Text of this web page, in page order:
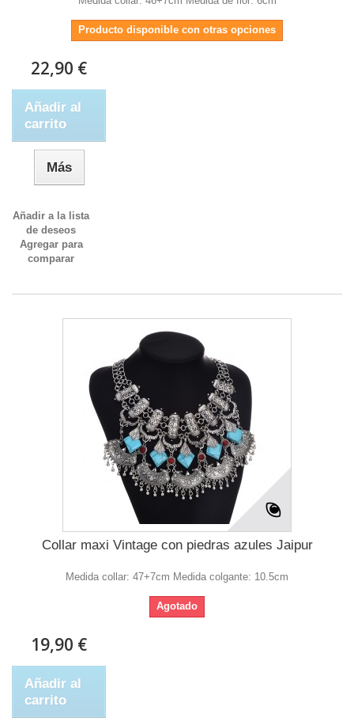
Producto disponible con otras opciones
22,90 €
Añadir al
carrito
Más
Añadir a la lista
de deseos
Agregar para
comparar
Collar maxi Vintage con piedras azules Jaipur
Medida collar: 47+7cm Medida colgante: 10.5cm
Agotado
19,90 €
Añadir al
carrito